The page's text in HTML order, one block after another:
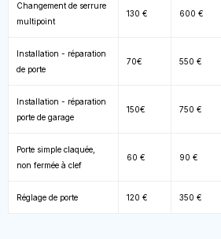
Changement de serrure
multipoint
130 € 600 €
Installation - réparation
de porte
70€ 550 €
Installation - réparation
porte de garage
150€ 750 €
Porte simple claquée,
non fermée à clef
60 € 90 €
Réglage de porte 120 € 350 €